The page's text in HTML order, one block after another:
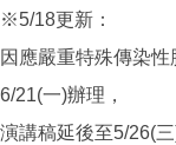
※5/18更新：
因應嚴重特殊傳染
6/21(一)辦理，
演講稿延後至5/26(